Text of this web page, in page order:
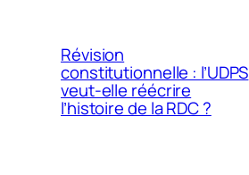
Révision
constitutionnelle : l’UDPS
veut-elle réécrire
l’histoire de la RDC ?